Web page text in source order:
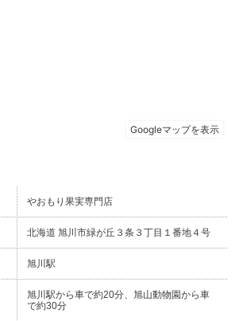
やおもり果実専門店
北海道 旭川市緑が丘３条３丁目１番地４号
旭川駅
旭川駅から車で約20分、旭山動物園から車
で約30分